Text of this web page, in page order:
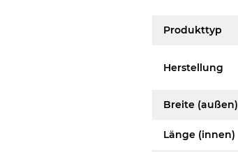
Produkttyp
Herstellung
Breite (außen)
Länge (innen)